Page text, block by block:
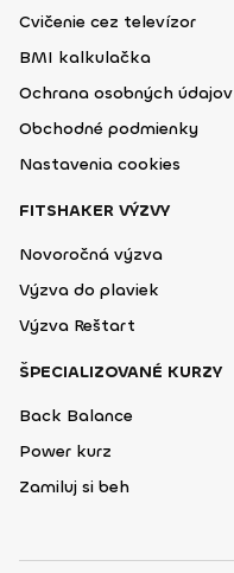
Cvičenie cez televízor
BMI kalkulačka
Ochrana osobných údajov
Obchodné podmienky
Nastavenia cookies
FITSHAKER VÝZVY
Novoročná výzva
Výzva do plaviek
Výzva Reštart
ŠPECIALIZOVANÉ KURZY
Back Balance
Power kurz
Zamiluj si beh